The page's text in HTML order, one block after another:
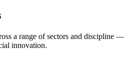
a range of sectors and discipline —
innovation.